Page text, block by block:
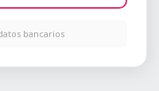
bancarios